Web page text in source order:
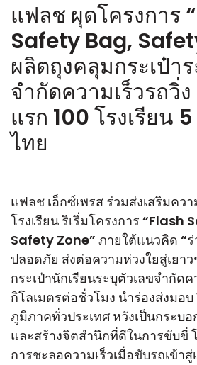
แฟลช ผุดโครงการ
Safety Bag,
ผลิตถุงคลุมกระเป๋า
จำกัดความเร็วรถวิ่
แรก 100 โรงเรียน
ไทย
แฟลช เอ็กซ์เพรส ร่วมส่งเสริมคว
โรงเรียน ริเริ่มโครงการ “Flash
Safety Zone” ภายใต้แนวคิด “ร่
ปลอดภัย ส่งต่อความห่วงใยสู่เยา
กระเป๋านักเรียนระบุตัวเลขจำกัดค
กิโลเมตรต่อชั่วโมง นำร่องส่งมอบ
ภูมิภาคทั่วประเทศ หวังเป็นกระบ
และสร้างจิตสำนึกที่ดีในการขับขี่
การชะลอความเร็วเมื่อขับรถเข้า